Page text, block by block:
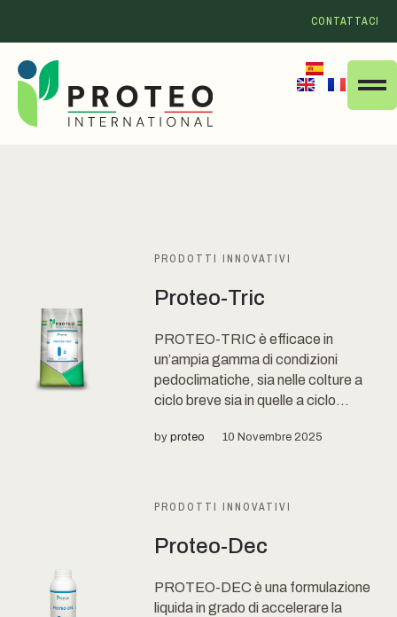
CONTATTACI
PRODOTTI INNOVATIVI
Proteo-Tric
PROTEO-TRIC è efficace in
un’ampia gamma di condizioni
pedoclimatiche, sia nelle colture a
ciclo breve sia in quelle a ciclo...
byproteo 10 Novembre 2025
PRODOTTI INNOVATIVI
Proteo-Dec
PROTEO-DEC è una formulazione
liquida in grado di accelerare la